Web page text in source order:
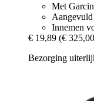
Met
Innemen
€ 19,89 (€
Bezorging